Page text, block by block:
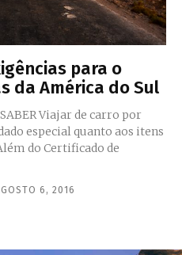
para o
da América do Sul
carro por
especial quanto aos itens
do Certificado de
6, 2016